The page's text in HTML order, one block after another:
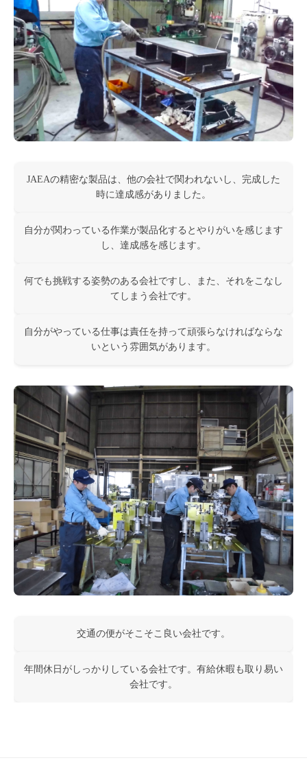
JAEAの精密な製品は、他の会社で関われないし、完成した
時に達成感がありました。
自分が関わっている作業が製品化するとやりがいを感じます
し、達成感を感じます。
何でも挑戦する姿勢のある会社ですし、また、それをこなし
てしまう会社です。
自分がやっている仕事は責任を持って頑張らなければならな
いという雰囲気があります。
交通の便がそこそこ良い会社です。
年間休日がしっかりしている会社です。有給休暇も取り易い
会社です。